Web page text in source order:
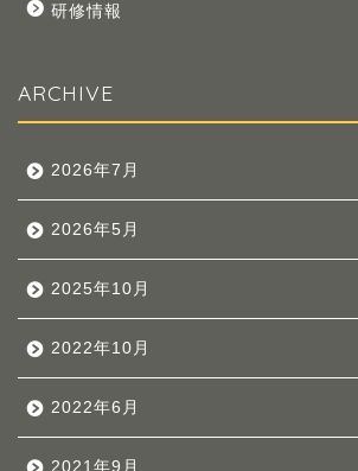
研修情報
ARCHIVE
2026年7月
2026年5月
2025年10月
2022年10月
2022年6月
2021年9月